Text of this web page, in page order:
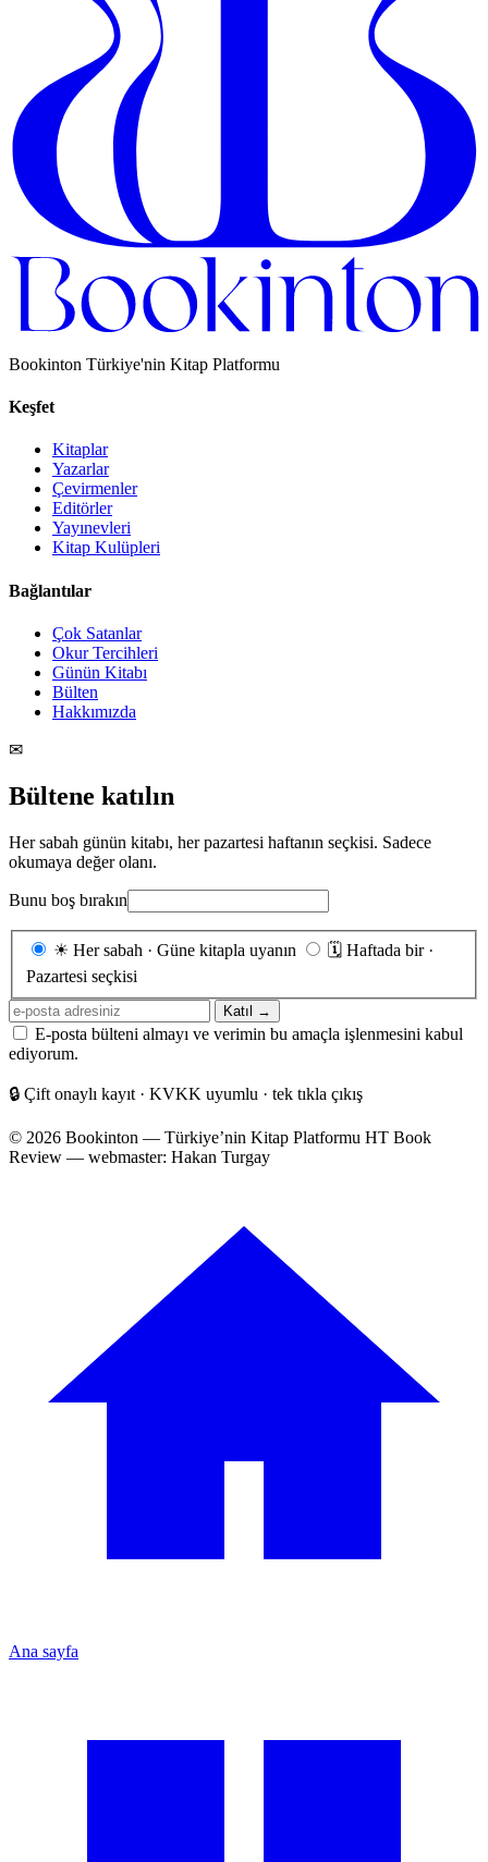
Bookinton Türkiye'nin Kitap Platformu
Keşfet
Kitaplar
Yazarlar
Çevirmenler
Editörler
Yayınevleri
Kitap Kulüpleri
Bağlantılar
Çok Satanlar
Okur Tercihleri
Günün Kitabı
Bülten
Hakkımızda
✉
Bültene katılın
Her sabah günün kitabı, her pazartesi haftanın seçkisi. Sadece
okumaya değer olanı.
Bunu boş bırakın
Gönderim
☀ Her sabah · Güne kitapla uyanın 🗓 Haftada bir ·
Pazartesi seçkisi
E-
posta
adresiniz
Katıl →
E-posta bülteni almayı ve verimin bu amaçla işlenmesini kabul
ediyorum.
🔒 Çift onaylı kayıt · KVKK uyumlu · tek tıkla çıkış
© 2026 Bookinton — Türkiye’nin Kitap Platformu HT Book
Review — webmaster: Hakan Turgay
Ana sayfa